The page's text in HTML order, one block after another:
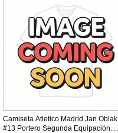
Camiseta Atletico Madrid Jan Oblak
#13 Portero Segunda Equipación